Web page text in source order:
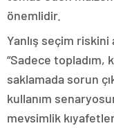
önemlidir.
Yanlış seçim riskini
“Sadece topladım,
saklamada sorun
kullanım
mevsimlik